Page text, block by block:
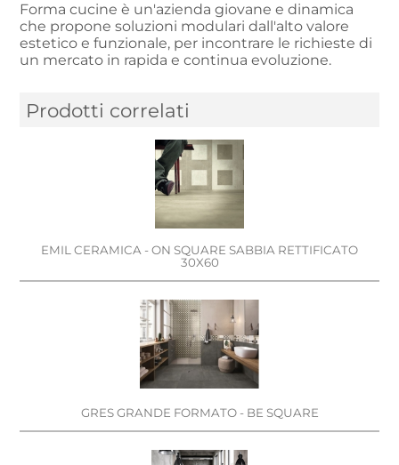
Forma cucine è un'azienda giovane e dinamica
che propone soluzioni modulari dall'alto valore
estetico e funzionale, per incontrare le richieste di
un mercato in rapida e continua evoluzione.
Prodotti correlati
EMIL CERAMICA - ON SQUARE SABBIA RETTIFICATO
30X60
GRES GRANDE FORMATO - BE SQUARE